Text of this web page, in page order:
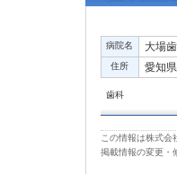
病院名 大場
住所 愛知
歯科
この情報は株式会
掲載情報の変更・